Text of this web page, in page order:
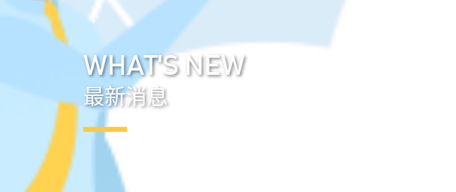
WHAT'S NEW
最新消息